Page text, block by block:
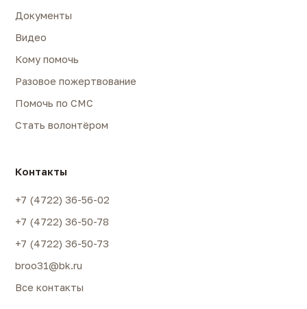
Документы
Видео
Кому помочь
Разовое пожертвование
Помочь по СМС
Стать волонтёром
Контакты
+7 (4722) 36-56-02
+7 (4722) 36-50-78
+7 (4722) 36-50-73
broo31@bk.ru
Все контакты